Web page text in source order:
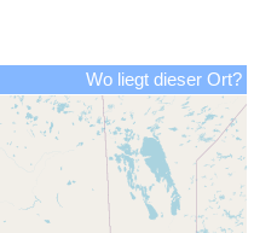
Wo liegt dieser Ort?